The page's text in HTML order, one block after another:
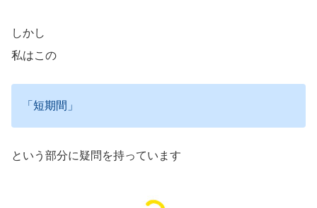
しかし
私はこの
「短期間」
という部分に疑問を持っています